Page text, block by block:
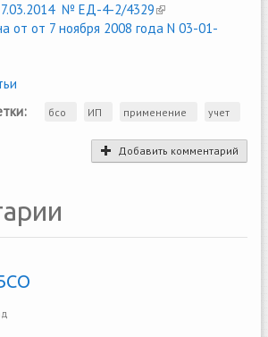
№ ЕД-4-2/4329(link is external)
от от 7 ноября 2008 года N 03-01-
бсо ИП применение учет
Добавить комментарий